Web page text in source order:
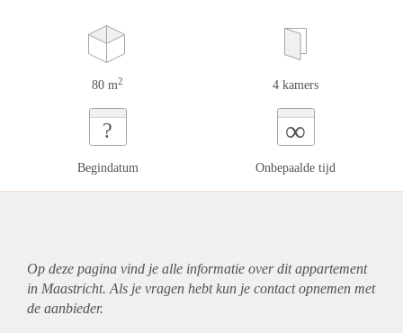
80 m2 4 kamers
?
Begindatum
∞
Onbepaalde tijd
Op deze pagina vind je alle informatie over ditappartement
in Maastricht. Als je vragen hebt kun je contact opnemen met
de aanbieder.